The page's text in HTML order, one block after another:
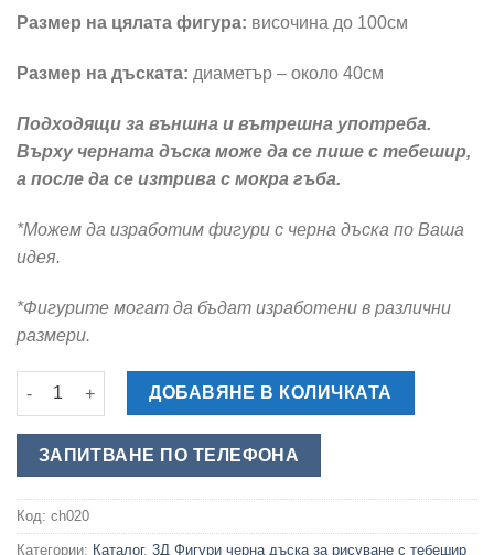
Размер на цялата фигура: височина до 100см
Размер на дъската: диаметър – около 40см
Подходящи за външна и вътрешна употреба.
Върху черната дъска може да се пише с тебешир,
а после да се изтрива с мокра гъба.
*Можем да изработим фигури с черна дъска по Ваша
идея.
*Фигурите могат да бъдат изработени в различни
размери.
количество за Червено Цвете с Дъска - Обемна Фигура за
ДОБАВЯНЕ В КОЛИЧКАТА
ЗАПИТВАНЕ ПО ТЕЛЕФОНА
Код: ch020
Категории: Каталог, 3Д Фигури черна дъска за рисуване с тебешир